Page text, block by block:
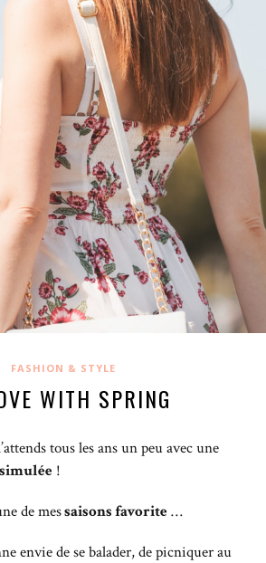
FASHION & STYLE
WITH SPRING
tous les ans un peu avec une
!
de messaisons favorite…
envie de se balader, de picniquer au